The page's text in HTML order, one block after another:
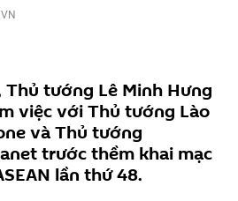
Thủ tướng Lê Minh Hưng
việc với Thủ tướng Lào
và Thủ tướng
trước thềm khai mạc
lần thứ 48.